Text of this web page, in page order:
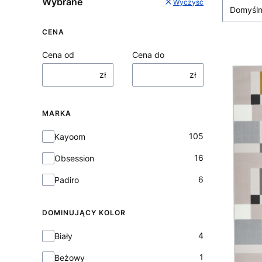
Wyczyść
CENA
Cena od
zł
Cena do
zł
MARKA
Marka
Kayoom 105
Obsession 16
Padiro 6
DOMINUJĄCY KOLOR
Dominujący kolor
Biały 4
Beżowy 1